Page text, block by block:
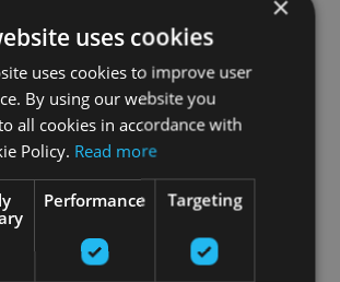
WITH DUMBBELLS AND BENCH,
€
Заказать
×
uses cookies
uses cookies to improve user
By using our website you
all cookies in accordance with
Policy. Read more
Performance Targeting